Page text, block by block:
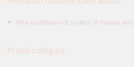
Atto costitutivo di societa' di mutuo
Prassi collegate